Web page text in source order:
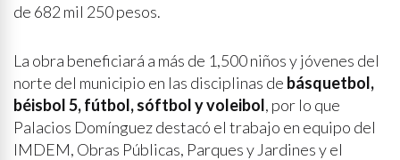
de 682 mil 250 pesos.
La obra beneficiará a más de 1,500 niños y jóvenes del
norte del municipio en las disciplinas de básquetbol,
béisbol 5, fútbol, sóftbol y voleibol, por lo que
Palacios Domínguez destacó el trabajo en equipo del
IMDEM, Obras Públicas, Parques y Jardines y el